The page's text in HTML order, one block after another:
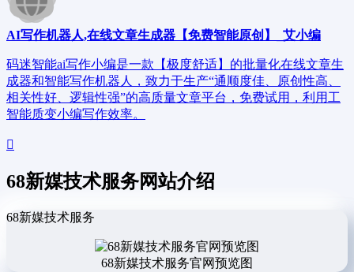
AI写作机器人,在线文章生成器【免费智能原创】_艾小编
码迷智能ai写作小编是一款【极度舒适】的批量化在线文章生
成器和智能写作机器人，致力于生产“通顺度佳、原创性高、
相关性好、逻辑性强”的高质量文章平台，免费试用，利用工
智能质变小编写作效率。
68新媒技术服务网站介绍
68新媒技术服务
68新媒技术服务官网预览图